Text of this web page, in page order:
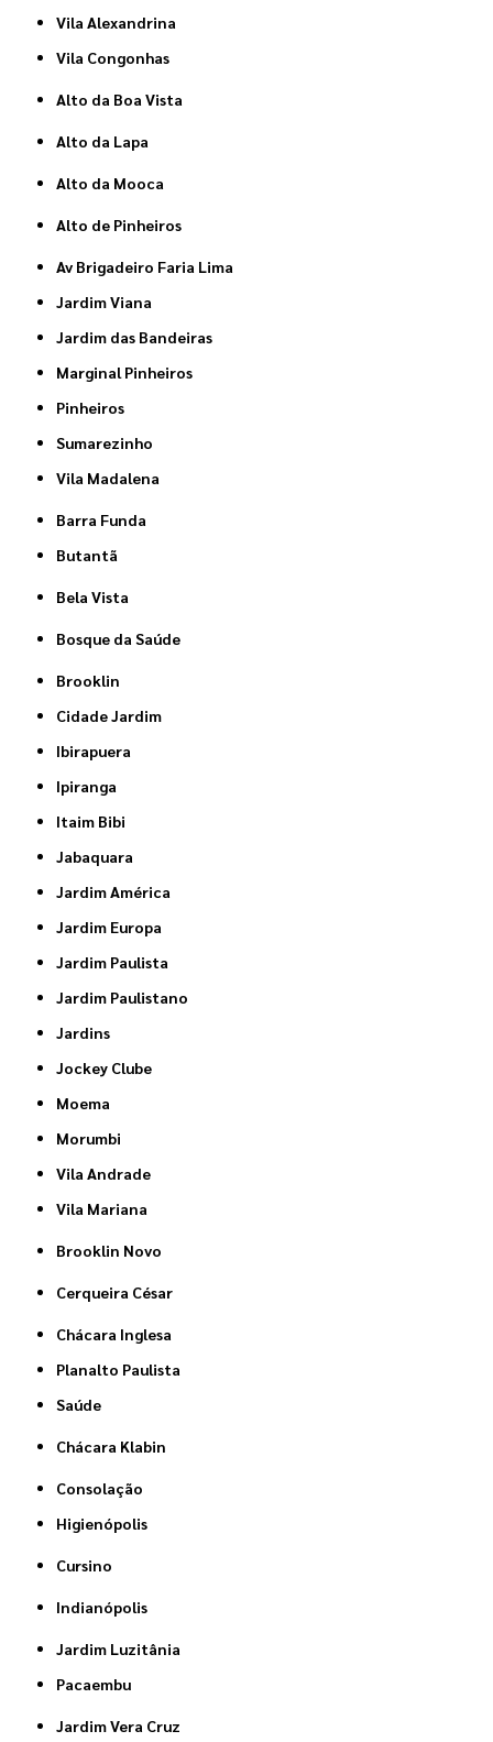
Vila Alexandrina
Vila Congonhas
Alto da Boa Vista
Alto da Lapa
Alto da Mooca
Alto de Pinheiros
Av Brigadeiro Faria Lima
Jardim Viana
Jardim das Bandeiras
Marginal Pinheiros
Pinheiros
Sumarezinho
Vila Madalena
Barra Funda
Butantã
Bela Vista
Bosque da Saúde
Brooklin
Cidade Jardim
Ibirapuera
Ipiranga
Itaim Bibi
Jabaquara
Jardim América
Jardim Europa
Jardim Paulista
Jardim Paulistano
Jardins
Jockey Clube
Moema
Morumbi
Vila Andrade
Vila Mariana
Brooklin Novo
Cerqueira César
Chácara Inglesa
Planalto Paulista
Saúde
Chácara Klabin
Consolação
Higienópolis
Cursino
Indianópolis
Jardim Luzitânia
Pacaembu
Jardim Vera Cruz